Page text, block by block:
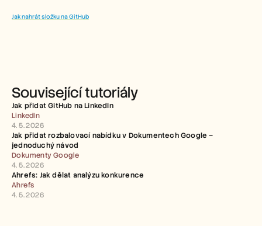
Jak nahrát složku na GitHub
Související tutoriály
Jak přidat GitHub na LinkedIn
LinkedIn
4. 5. 2026
Jak přidat rozbalovací nabídku v Dokumentech Google –
jednoduchý návod
Dokumenty Google
4. 5. 2026
Ahrefs: Jak dělat analýzu konkurence
Ahrefs
4. 5. 2026